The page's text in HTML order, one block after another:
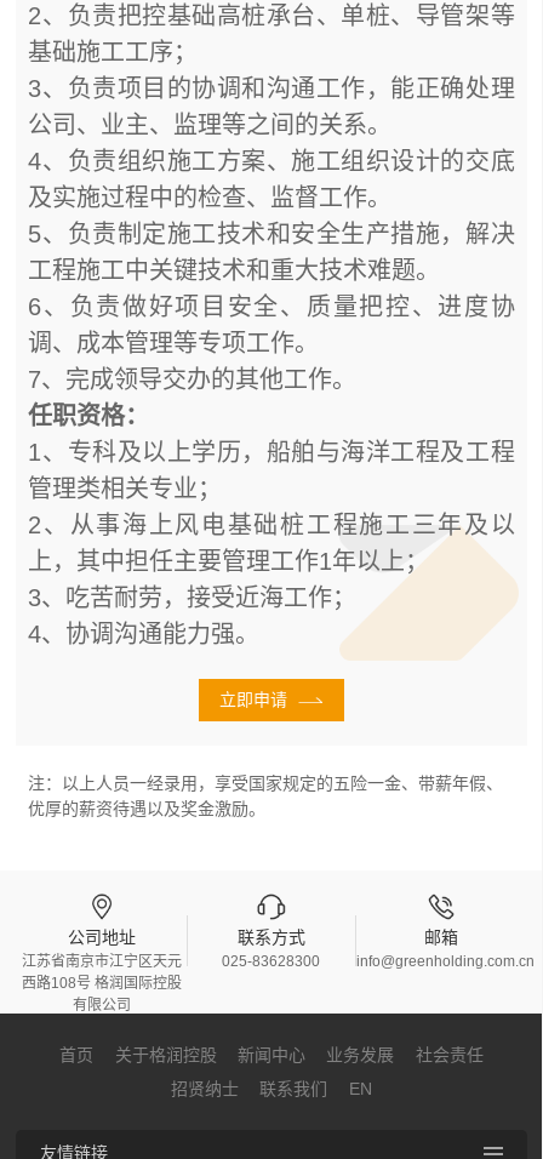
2、负责把控基础高桩承台、单桩、导管架等
基础施工工序；
3、负责项目的协调和沟通工作，能正确处理
公司、业主、监理等之间的关系。
4、负责组织施工方案、施工组织设计的交底
及实施过程中的检查、监督工作。
5、负责制定施工技术和安全生产措施，解决
工程施工中关键技术和重大技术难题。
6、负责做好项目安全、质量把控、进度协
调、成本管理等专项工作。
7、完成领导交办的其他工作。
任职资格：
1、专科及以上学历，船舶与海洋工程及工程
管理类相关专业；
2、从事海上风电基础桩工程施工三年及以
上，其中担任主要管理工作1年以上；
3、吃苦耐劳，接受近海工作；
4、协调沟通能力强。
立即申请
注：以上人员一经录用，享受国家规定的五险一金、带薪年假、
优厚的薪资待遇以及奖金激励。
公司地址
江苏省南京市江宁区天元
西路108号 格润国际控股
有限公司
联系方式
025-83628300
邮箱
info@greenholding.com.cn
首页 关于格润控股 新闻中心 业务发展
社会责任
招贤纳士
联系我们 EN
友情链接